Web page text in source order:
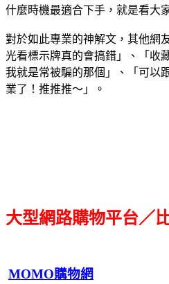
什麼時機最適合下手，就是看大
對於如此專業的神解文，其他網
光看標示牌真的會搞錯」、「收
我就是常被騙的那個」、「可以
業了！推推推～」。
大型網路購物平台／
MOMO購物網